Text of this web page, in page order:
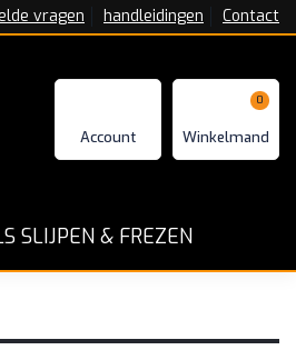
vragen handleidingen Contact
0
SLIJPEN & FREZEN